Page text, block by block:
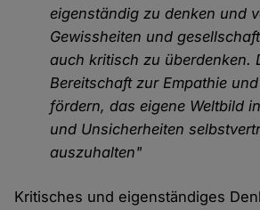
eigenständig zu denken und
Gewissheiten und
auch kritisch zu überdenken.
Bereitschaft zur Empathie
fördern, das eigene Weltbild
und Unsicherheiten
auszuhalten"
Kritisches und eigenständiges